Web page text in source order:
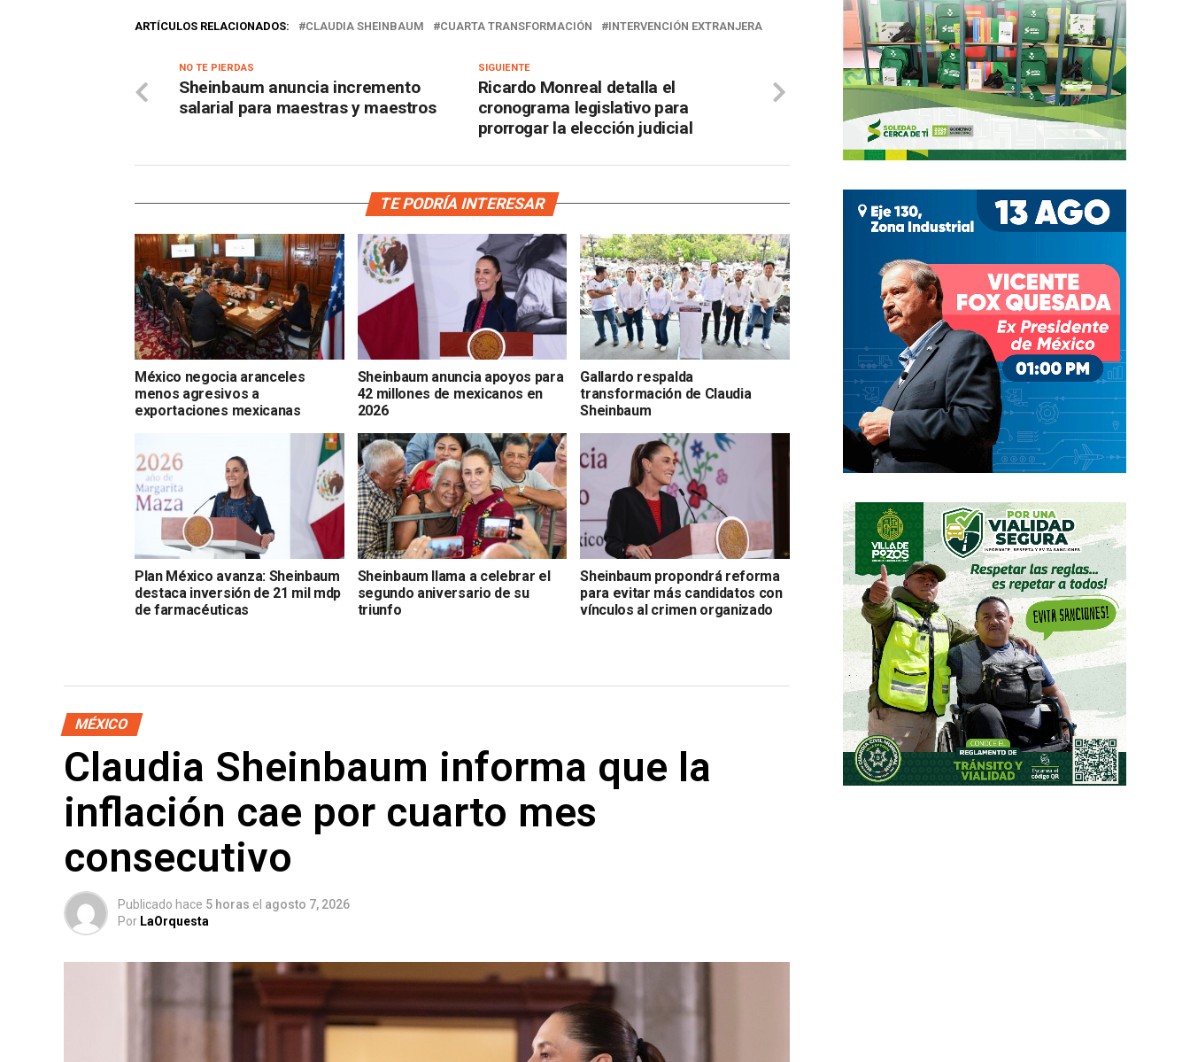
ARTÍCULOS RELACIONADOS: CLAUDIA SHEINBAUM CUARTA TRANSFORMACIÓN INTERVENCIÓN EXTRANJERA
SIGUIENTE
Ricardo Monreal detalla el
cronograma legislativo para
prorrogar la elección judicial
NO TE PIERDAS
Sheinbaum anuncia incremento
salarial para maestras y maestros
TE PODRÍA INTERESAR
México negocia aranceles
menos agresivos a
exportaciones mexicanas
Sheinbaum anuncia apoyos para
42 millones de mexicanos en
2026
Gallardo respalda
transformación de Claudia
Sheinbaum
Plan México avanza: Sheinbaum
destaca inversión de 21 mil mdp
de farmacéuticas
Sheinbaum llama a celebrar el
segundo aniversario de su
triunfo
Sheinbaum propondrá reforma
para evitar más candidatos con
vínculos al crimen organizado
MÉXICO
Claudia Sheinbaum informa que la
inflación cae por cuarto mes
consecutivo
Publicado hace 5 horas el agosto 7, 2026
Por LaOrquesta